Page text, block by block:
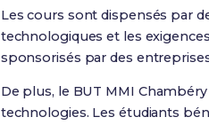
Les cours sont dispensés par
technologiques et les
sponsorisés par des
De plus, le BUT MMI
technologies. Les étudiants